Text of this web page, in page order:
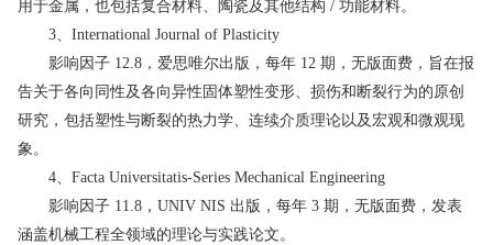
用于金属，也包括复合材料、陶瓷及其他结构 / 功能材料。
3、International Journal of Plasticity
影响因子 12.8，爱思唯尔出版，每年 12 期，无版面费，旨在报
告关于各向同性及各向异性固体塑性变形、损伤和断裂行为的原创
研究，包括塑性与断裂的热力学、连续介质理论以及宏观和微观现
象。
4、Facta Universitatis-Series Mechanical Engineering
影响因子 11.8，UNIV NIS 出版，每年 3 期，无版面费，发表
涵盖机械工程全领域的理论与实践论文。